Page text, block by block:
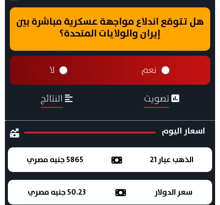
هل تتوقع اندلاع مواجهة عسكرية مباشرة بين
إيران والولايات المتحدة؟
نعم لا
تصويت النتائج
اسعار اليوم
الذهب عيار 21 5865 جنيه مصري
سعر الدولار 50.23 جنيه مصري